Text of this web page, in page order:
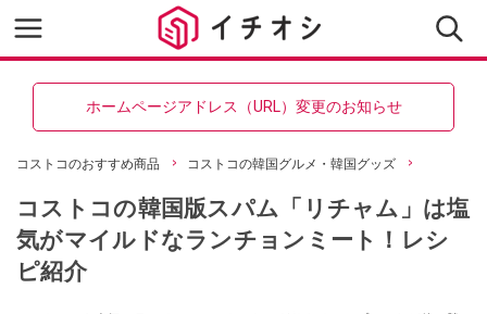
ホームページアドレス（URL）変更のお知らせ
コストコのおすすめ商品 コストコの韓国グルメ・韓国グッズ
コストコの韓国版スパム「リチャム」は塩
気がマイルドなランチョンミート！レシ
ピ紹介